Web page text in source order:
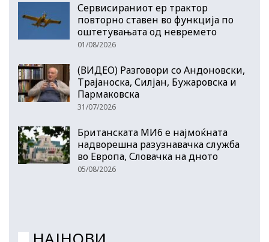
Сервисираниот ер трактор
повторно ставен во функција по
оштетувањата од невремето
01/08/2026
(ВИДЕО) Разговори со Андоновски,
Трајаноска, Силјан, Бужаровска и
Пармаковска
31/07/2026
Британската МИ6 е најмоќната
надворешна разузнавачка служба
во Европа, Словачка на дното
05/08/2026